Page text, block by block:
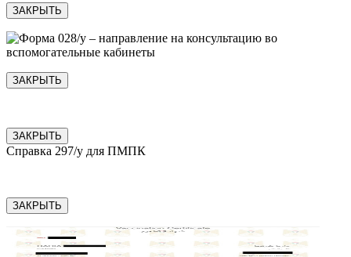
ЗАКРЫТЬ
ЗАКРЫТЬ
ЗАКРЫТЬ
Справка 297/у для ПМПК
ЗАКРЫТЬ